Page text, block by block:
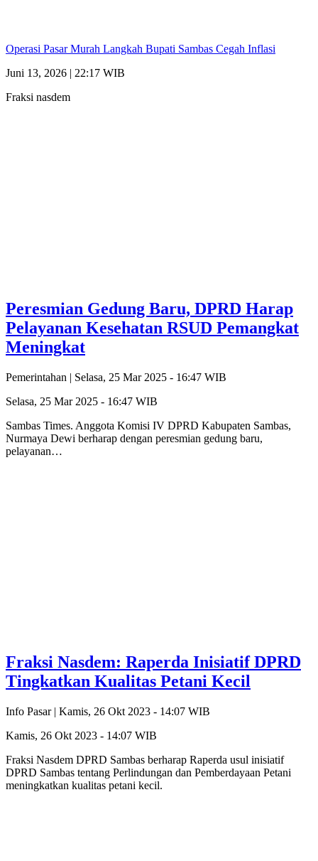
Operasi Pasar Murah Langkah Bupati Sambas Cegah Inflasi
Juni 13, 2026 | 22:17 WIB
Fraksi nasdem
Peresmian Gedung Baru, DPRD Harap
Pelayanan Kesehatan RSUD Pemangkat
Meningkat
Pemerintahan | Selasa, 25 Mar 2025 - 16:47 WIB
Selasa, 25 Mar 2025 - 16:47 WIB
Sambas Times. Anggota Komisi IV DPRD Kabupaten Sambas,
Nurmaya Dewi berharap dengan peresmian gedung baru,
pelayanan…
Fraksi Nasdem: Raperda Inisiatif DPRD
Tingkatkan Kualitas Petani Kecil
Info Pasar | Kamis, 26 Okt 2023 - 14:07 WIB
Kamis, 26 Okt 2023 - 14:07 WIB
Fraksi Nasdem DPRD Sambas berharap Raperda usul inisiatif
DPRD Sambas tentang Perlindungan dan Pemberdayaan Petani
meningkatkan kualitas petani kecil.